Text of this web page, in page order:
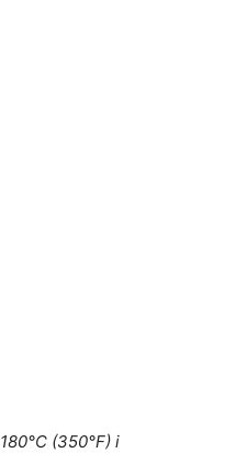
(350°F) i